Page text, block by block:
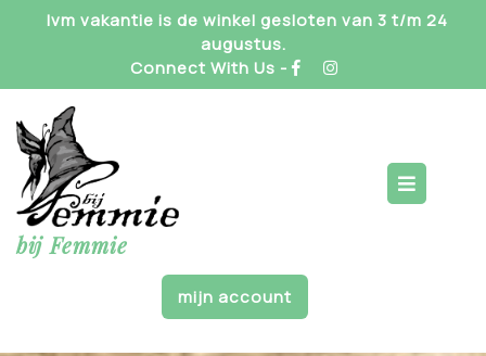
Ivm vakantie is de winkel gesloten van 3 t/m 24
augustus.
Connect With Us -
bij Femmie
mijn account